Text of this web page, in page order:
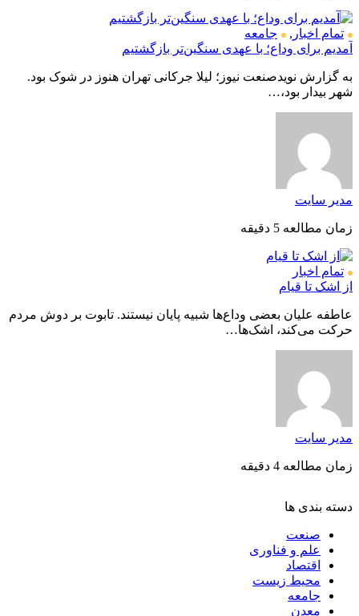
تمام اخبار ,
جامعه
آمدیم برای وداع؛ با عهدی سنگین‌تر بازگشتیم
به گزارش نویدصنعت نیوز؛ لیلا جرکانی تهران هنوز در شوک بود.
شهر بیدار بود،…
مدیر سایت
زمان مطالعه 5 دقیقه
تمام اخبار
از اشک تا قیام
عاطفه علیان بعضی وداع‌ها شبیه پایان نیستند. تابوت بر دوش مردم
حرکت می‌کند، اشک‌ها…
مدیر سایت
زمان مطالعه 4 دقیقه
دسته بندی ها
صنعت
علم و فناوری
اقتصاد
محیط زیست
جامعه
معدن